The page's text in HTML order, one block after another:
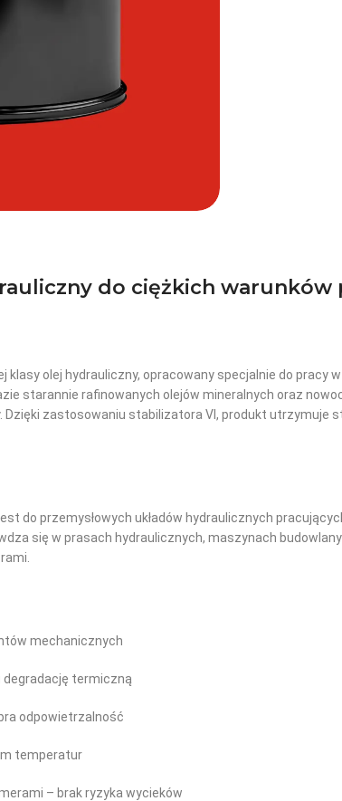
do ciężkich warunków
klasy olej hydrauliczny, opracowany specjalnie do
starannie rafinowanych olejów mineralnych oraz
Dzięki zastosowaniu stabilizatora VI, produkt utrzymuje
jest do przemysłowych układów hydraulicznych
się w prasach hydraulicznych, maszynach
mechanicznych
degradację termiczną
odpowietrzalność
temperatur
– brak ryzyka wycieków